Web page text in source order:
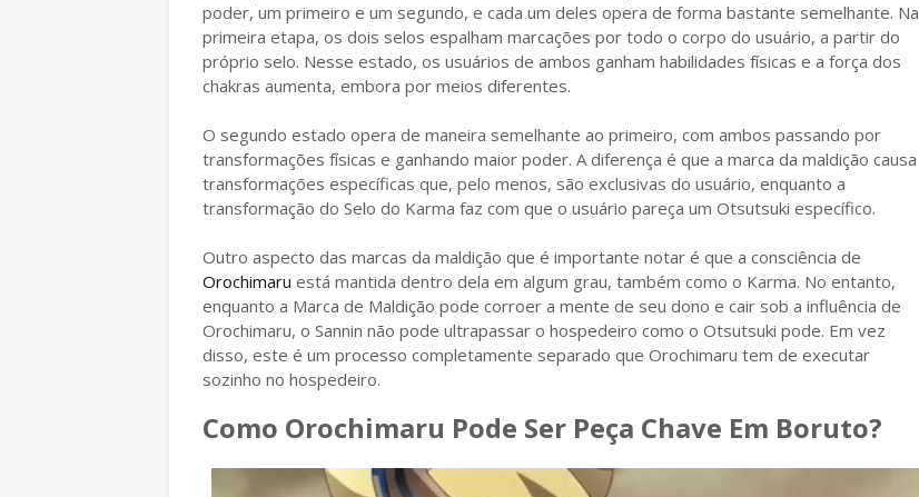
poder, um primeiro e um segundo, e cada um deles opera de forma bastante semelhante. Na
primeira etapa, os dois selos espalham marcações por todo o corpo do usuário, a partir do
próprio selo. Nesse estado, os usuários de ambos ganham habilidades físicas e a força dos
chakras aumenta, embora por meios diferentes.
O segundo estado opera de maneira semelhante ao primeiro, com ambos passando por
transformações físicas e ganhando maior poder. A diferença é que a marca da maldição causa
transformações específicas que, pelo menos, são exclusivas do usuário, enquanto a
transformação do Selo do Karma faz com que o usuário pareça um Otsutsuki específico.
Outro aspecto das marcas da maldição que é importante notar é que a consciência de
Orochimaru está mantida dentro dela em algum grau, também como o Karma. No entanto,
enquanto a Marca de Maldição pode corroer a mente de seu dono e cair sob a influência de
Orochimaru, o Sannin não pode ultrapassar o hospedeiro como o Otsutsuki pode. Em vez
disso, este é um processo completamente separado que Orochimaru tem de executar
sozinho no hospedeiro.
Como Orochimaru Pode Ser Peça Chave Em Boruto?